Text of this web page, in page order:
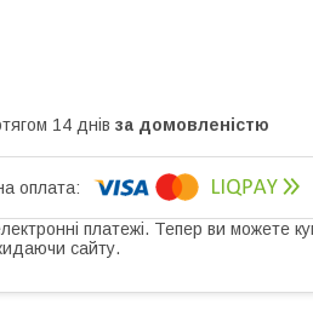
14 днів за домовленістю
платежі. Тепер ви можете
сайту.